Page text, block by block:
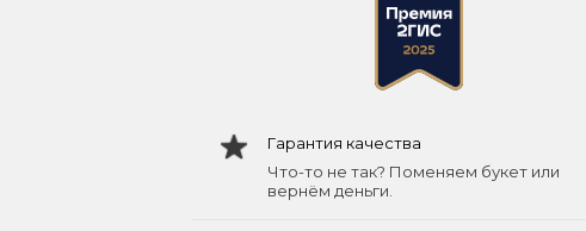
Гарантия качества
Что-то не так? Поменяем букет или
вернём деньги.